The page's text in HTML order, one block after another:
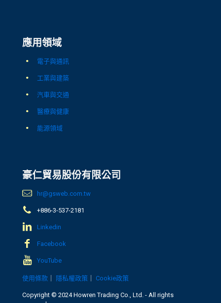
應用領域
電子與通訊
工業與建築
汽車與交通
醫療與健康
能源領域
豪仁貿易股份有限公司
hr@gsweb.com.tw
+886-3-537-2181
Linkedin
Facebook
YouTube
使用條款 隱私權政策 Cookie政策
Copyright © 2024 Howren Trading Co., Ltd. - All rights